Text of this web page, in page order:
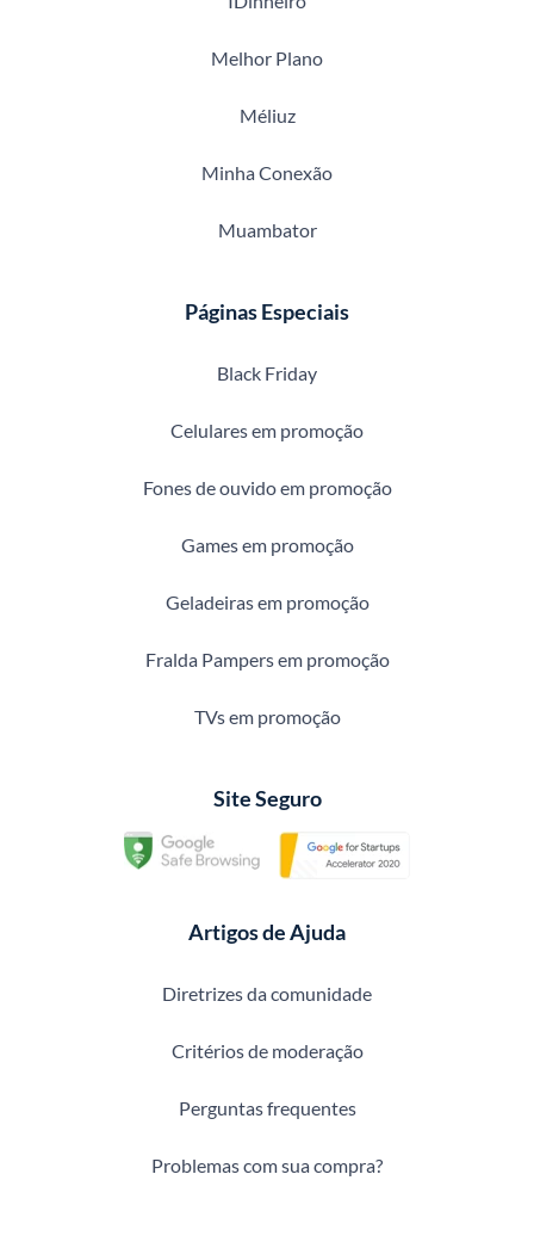
Melhor Plano
Méliuz
Minha Conexão
Muambator
Páginas Especiais
Black Friday
Celulares em promoção
Fones de ouvido em promoção
Games em promoção
Geladeiras em promoção
Fralda Pampers em promoção
TVs em promoção
Site Seguro
Artigos de Ajuda
Diretrizes da comunidade
Critérios de moderação
Perguntas frequentes
Problemas com sua compra?